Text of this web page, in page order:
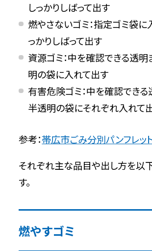
しっかりしばって出す
燃やさないゴミ：指定ゴミ袋に
っかりしばって出す
資源ゴミ：中を確認できる透
明の袋に入れて出す
有害危険ゴミ：中を確認でき
半透明の袋にそれぞれ入れて
参考：帯広市ごみ分別パンフレット
それぞれ主な品目や出し方を以
す。
燃やすゴミ